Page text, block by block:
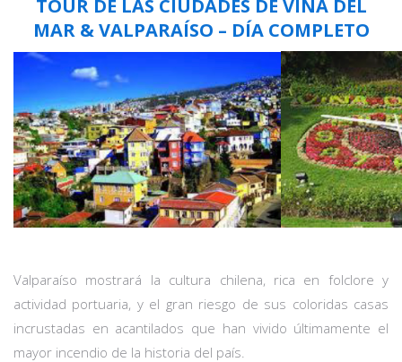
TOUR DE LAS CIUDADES DE VIÑA DEL
MAR & VALPARAÍSO – DÍA COMPLETO
Valparaíso mostrará la cultura chilena, rica en folclore y
actividad portuaria, y el gran riesgo de sus coloridas casas
incrustadas en acantilados que han vivido últimamente el
mayor incendio de la historia del país.